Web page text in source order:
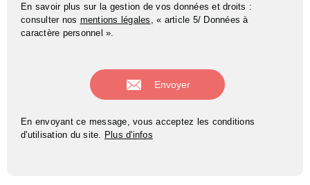
En savoir plus sur la gestion de vos données et droits :
consulter nos mentions légales , « article 5/ Données à
caractère personnel ».
En envoyant ce message, vous acceptez les conditions
d'utilisation du site.
Plus d'infos